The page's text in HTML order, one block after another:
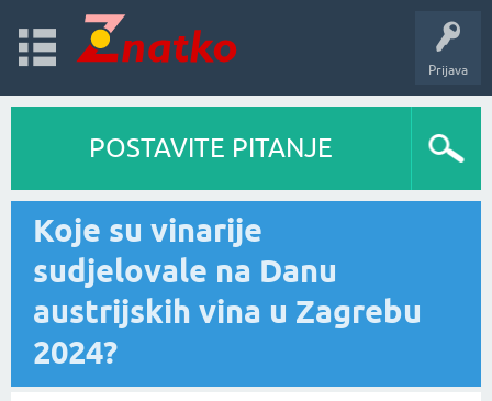
Prijava
POSTAVITE PITANJE
Koje su vinarije
sudjelovale na Danu
austrijskih vina u Zagrebu
2024?